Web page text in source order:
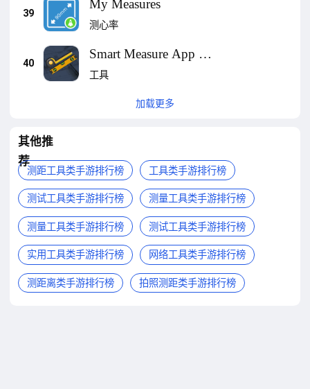
39
My Measures
测心率
40
Smart Measure App :
AR Ruler
工具
加载更多
其他推
荐
测距工具类手游排行榜 工具类手游排行榜
测试工具类手游排行榜 测量工具类手游排行榜
测量工具类手游排行榜 测试工具类手游排行榜
实用工具类手游排行榜 网络工具类手游排行榜
测距离类手游排行榜 拍照测距类手游排行榜